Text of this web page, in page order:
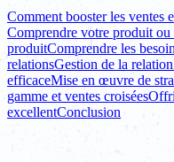
Comment booster les ventes
Comprendre votre produit ou
produitComprendre les
relationsGestion de la
efficaceMise en œuvre de
gamme et ventes croisées
excellentConclusion